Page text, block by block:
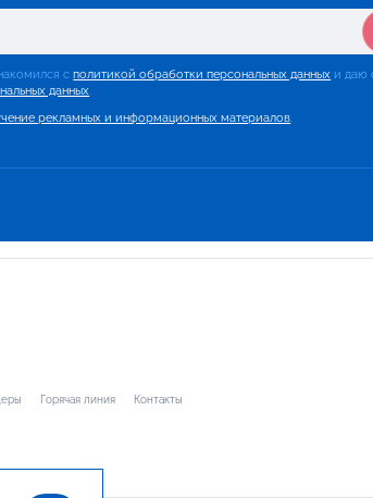
сполитикой обработки персональных данных и даю
данных.
рекламных и информационных материалов.
Горячая линия Контакты